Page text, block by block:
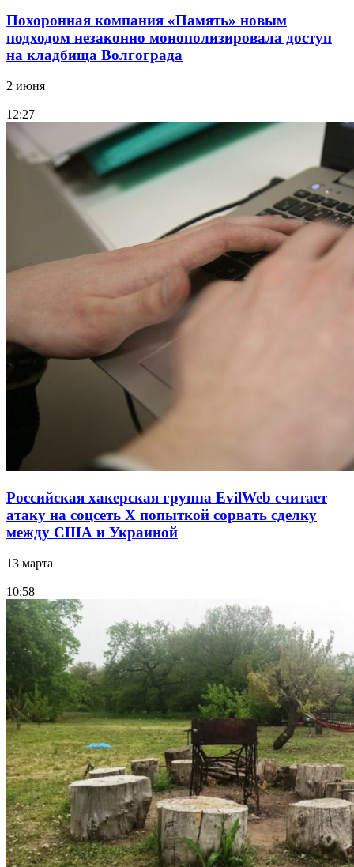
Похоронная компания «Память» новым
подходом незаконно монополизировала доступ
на кладбища Волгограда
2 июня
12:27
Российская хакерская группа EvilWeb считает
атаку на соцсеть Х попыткой сорвать сделку
между США и Украиной
13 марта
10:58